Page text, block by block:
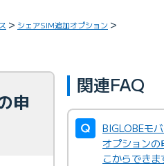
シェアSIM追加オプション
申
関連FAQ
BIGLOBEモ
オプション
こからできま